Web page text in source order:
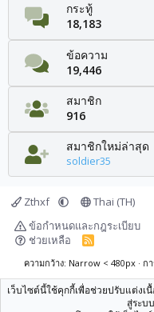
กระทู้
18,183
ข้อความ
19,446
สมาชิก
916
สมาชิกใหม่ล่าสุด
soldier35
Zthxf
Thai (TH)
ข้อกำหนดและกฎระเบียบ
ช่วยเหลือ
R
S
ความกว้าง ก
เว็บไซต์นี้ใช้คุกกี้เพื่อช่วยปรับแต่ง
สู่ระบ